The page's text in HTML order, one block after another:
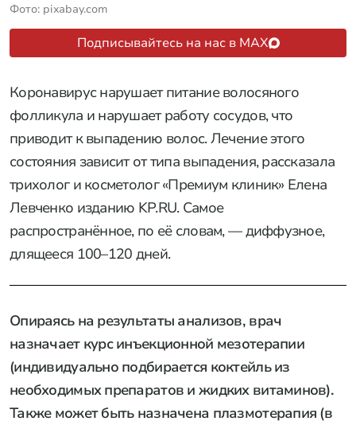
Фото: pixabay.com
Подписывайтесь на нас в MAX
Коронавирус нарушает питание волосяного
фолликула и нарушает работу сосудов, что
приводит к выпадению волос. Лечение этого
состояния зависит от типа выпадения, рассказала
трихолог и косметолог «Премиум клиник» Елена
Левченко изданию KP.RU. Самое
распространённое, по её словам, — диффузное,
длящееся 100–120 дней.
Опираясь на результаты анализов, врач
назначает курс инъекционной мезотерапии
(индивидуально подбирается коктейль из
необходимых препаратов и жидких витаминов).
Также может быть назначена плазмотерапия (в